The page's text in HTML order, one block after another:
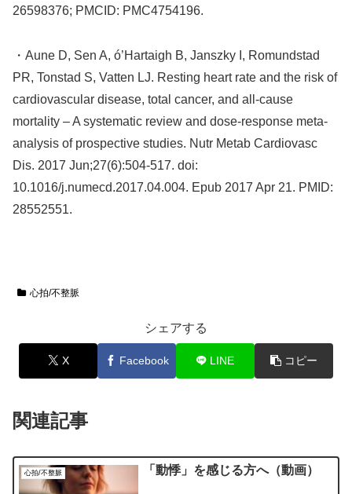
26598376; PMCID: PMC4754196.
・Aune D, Sen A, ó’Hartaigh B, Janszky I, Romundstad
PR, Tonstad S, Vatten LJ. Resting heart rate and the risk of
cardiovascular disease, total cancer, and all-cause
mortality – A systematic review and dose-response meta-
analysis of prospective studies. Nutr Metab Cardiovasc
Dis. 2017 Jun;27(6):504-517. doi:
10.1016/j.numecd.2017.04.004. Epub 2017 Apr 21. PMID:
28552551.
心拍/不整脈
シェアする
X Facebook LINE コピー
関連記事
心拍/不整脈 「動悸」を感じる方へ（動画）